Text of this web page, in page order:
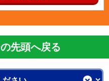
先頭へ戻る